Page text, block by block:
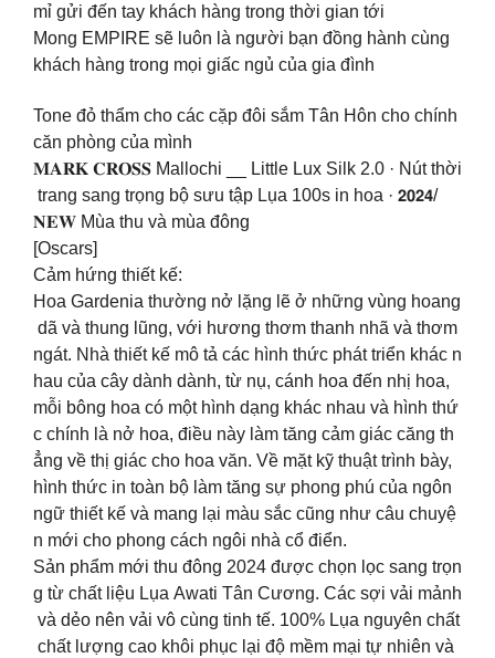
mỉ gửi đến tay khách hàng trong thời gian tới
Mong EMPIRE sẽ luôn là người bạn đồng hành cùng
khách hàng trong mọi giấc ngủ của gia đình
Tone đỏ thẩm cho các cặp đôi sắm Tân Hôn cho chính
căn phòng của mình
𝐌𝐀𝐑𝐊 𝐂𝐑𝐎𝐒𝐒 Mallochi __ Little Lux Silk 2.0 · Nút thời
trang sang trọng bộ sưu tập Lụa 100s in hoa · 𝟮𝟬𝟮𝟰/
𝐍𝐄𝐖 Mùa thu và mùa đông
[Oscars]
Cảm hứng thiết kế:
Hoa Gardenia thường nở lặng lẽ ở những vùng hoang
dã và thung lũng, với hương thơm thanh nhã và thơm
ngát. Nhà thiết kế mô tả các hình thức phát triển khác n
hau của cây dành dành, từ nụ, cánh hoa đến nhị hoa,
mỗi bông hoa có một hình dạng khác nhau và hình thứ
c chính là nở hoa, điều này làm tăng cảm giác căng th
ẳng về thị giác cho hoa văn. Về mặt kỹ thuật trình bày,
hình thức in toàn bộ làm tăng sự phong phú của ngôn
ngữ thiết kế và mang lại màu sắc cũng như câu chuyệ
n mới cho phong cách ngôi nhà cổ điển.
Sản phẩm mới thu đông 2024 được chọn lọc sang trọn
g từ chất liệu Lụa Awati Tân Cương. Các sợi vải mảnh
và dẻo nên vải vô cùng tinh tế. 100% Lụa nguyên chất
chất lượng cao khôi phục lại độ mềm mại tự nhiên và